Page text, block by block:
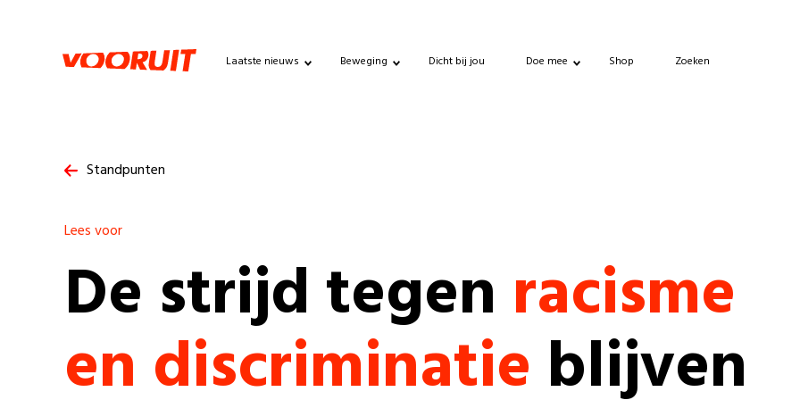
Laatste nieuws Beweging Dicht bij jou Doe mee Shop Zoeken
Standpunten
Lees voor
De strijd tegen racisme
en discriminatie blijven